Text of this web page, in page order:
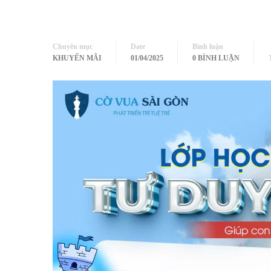
Chuyên mục
KHUYẾN MÃI
Date
01/04/2025
Bình luận
0 BÌNH LUẬN